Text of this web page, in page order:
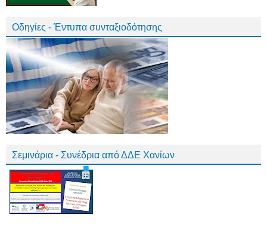
Οδηγίες - Έντυπα συνταξιοδότησης
Σεμινάρια - Συνέδρια από ΔΔΕ Χανίων